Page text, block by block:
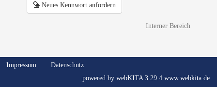
Neues Kennwort anfordern
Interner Bereich
Impressum
Datenschutz
powered by webKITA 3.29.4 www.webkita.de